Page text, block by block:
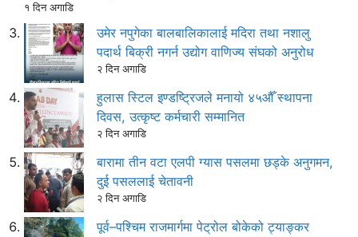
१ दिन अगाडि
उमेर नपुगेका बालबालिकालाई मदिरा तथा नशालु
पदार्थ बिक्री नगर्न उद्योग वाणिज्य संघको अनुरोध
२ दिन अगाडि
हुलास स्टिल इण्डष्ट्रिजले मनायो ४५औँ स्थापना
दिवस, उत्कृष्ट कर्मचारी सम्मानित
२ दिन अगाडि
बारामा तीन वटा एलपी ग्यास पसलमा छड्के अनुगमन,
दुई पसललाई चेतावनी
२ दिन अगाडि
पूर्व–पश्चिम राजमार्गमा पेट्रोल बोकेको ट्याङ्कर